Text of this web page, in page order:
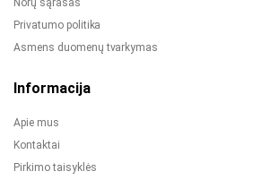
Norų sąrašas
Privatumo politika
Asmens duomenų tvarkymas
Informacija
Apie mus
Kontaktai
Pirkimo taisyklės